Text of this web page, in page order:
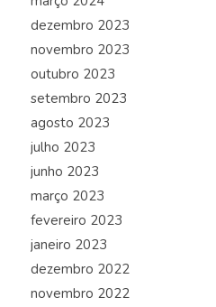
dezembro 2023
novembro 2023
outubro 2023
setembro 2023
agosto 2023
julho 2023
junho 2023
março 2023
fevereiro 2023
janeiro 2023
dezembro 2022
novembro 2022